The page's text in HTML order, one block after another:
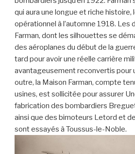
qui aura une longue et riche histoire,
opérationnel à l’automne 1918. Les
Farman, dont les silhouettes se
des aéroplanes du début de la
tard pour avoir une réelle carrière
avantageusement reconvertis pour
outre, la Maison Farman, compte
usines, est sollicitée pour assurer
fabrication des bombardiers
ainsi que des bimoteurs Letord et
sont essayés à Toussus-le-Noble.